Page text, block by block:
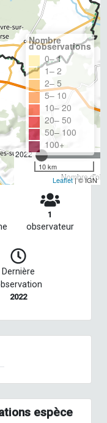
2022
Nombre
Nombre
d'observations
0– 1
1– 2
2– 5
5– 10
10– 20
20– 50
50– 100
100+
10 km
Leaflet| © IGN
1
observateur
Dernière
2022
espèce